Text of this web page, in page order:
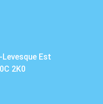
Levesque Est
2K0